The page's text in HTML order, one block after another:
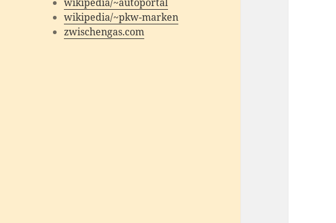
wikipedia/~pkw-marken
zwischengas.com